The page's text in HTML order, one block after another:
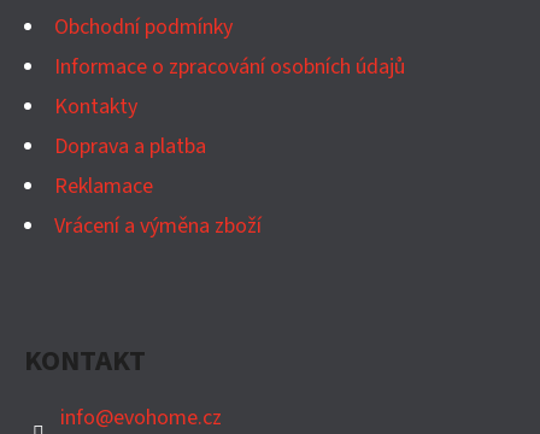
Obchodní podmínky
Informace o zpracování osobních údajů
Kontakty
Doprava a platba
Reklamace
Vrácení a výměna zboží
KONTAKT
info@evohome.cz